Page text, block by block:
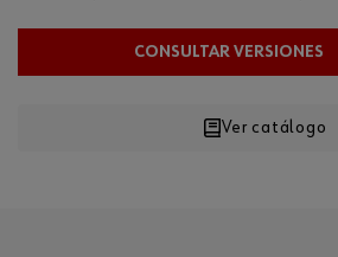
CONSULTAR VERSIONES
Ver catálogo